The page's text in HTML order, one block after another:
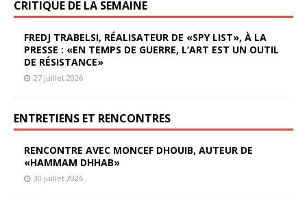
CRITIQUE DE LA SEMAINE
FREDJ TRABELSI, RÉALISATEUR DE «SPY LIST», À LA
PRESSE : «EN TEMPS DE GUERRE, L’ART EST UN OUTIL
DE RÉSISTANCE»
27 juillet 2026
ENTRETIENS ET RENCONTRES
RENCONTRE AVEC MONCEF DHOUIB, AUTEUR DE
«HAMMAM DHHAB»
30 juillet 2026